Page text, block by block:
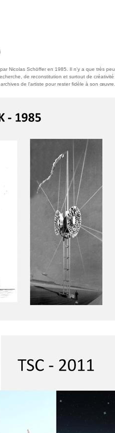
Nicolas Schöffer en 1985. Il n'y a que très peu
de reconstitution et surtout de créativité
de l'artiste pour rester fidèle à son œuvre.